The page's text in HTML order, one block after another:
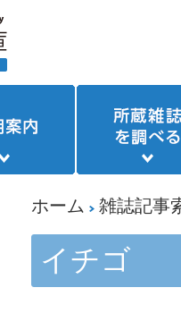
ホーム 雑誌記事
イチゴ